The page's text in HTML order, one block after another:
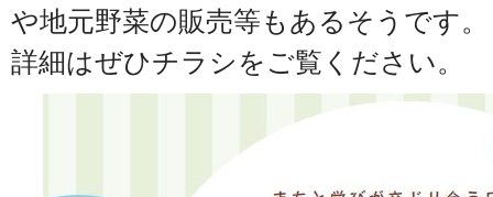
や地元野菜の販売等もあるそうです。
詳細はぜひチラシをご覧ください。